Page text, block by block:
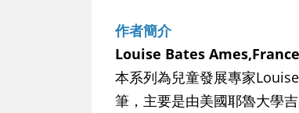
作者簡介
Louise Bates
本系列為兒童發展專家
筆，主要是由美國耶魯大學